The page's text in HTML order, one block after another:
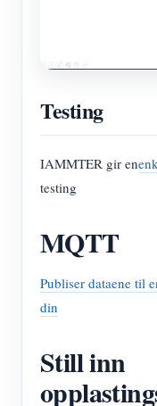
Testing
IAMMTER gir en
testing
MQTT
Publiser dataene til
din
Still inn